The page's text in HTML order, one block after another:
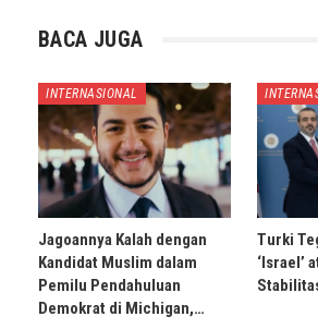
BACA JUGA
INTERNASIONAL
Jagoannya Kalah dengan
Kandidat Muslim dalam
Pemilu Pendahuluan
Demokrat di Michigan,…
Turki
‘Israel’